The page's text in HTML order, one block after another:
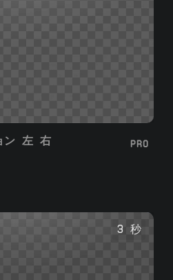
ン 左 右 PRO
3 秒